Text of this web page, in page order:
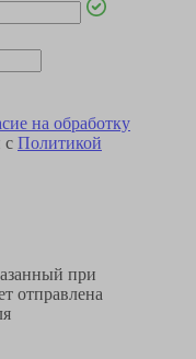
на обработку
с Политикой
при
отправлена